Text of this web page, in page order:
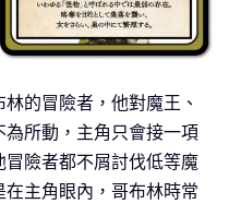
的冒險者，他對魔王、
所動，主角只會接一項
險者都不屑討伐低等魔
主角眼內，哥布林時常